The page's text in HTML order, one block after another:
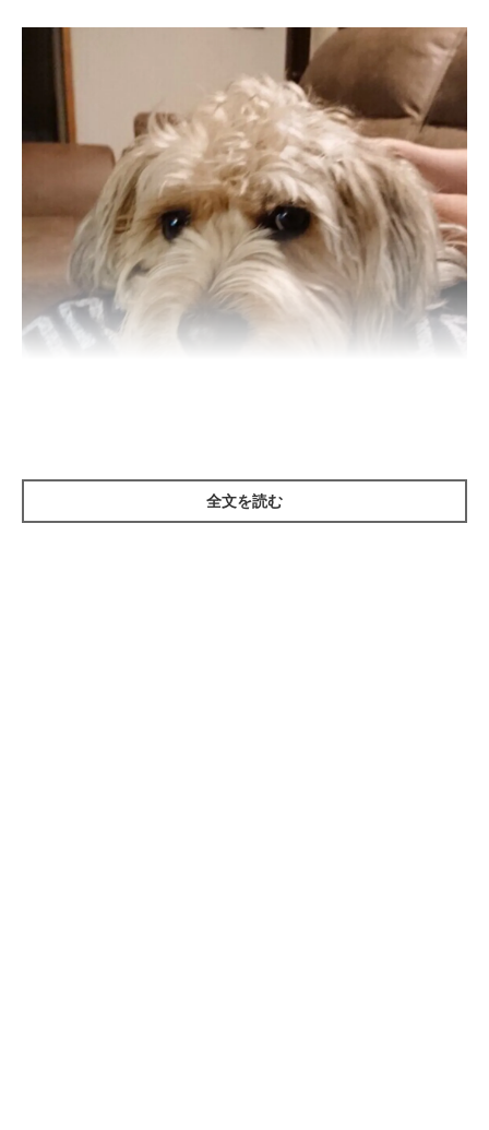
いぬのきもち投稿写真ギャラリー
全文を読む